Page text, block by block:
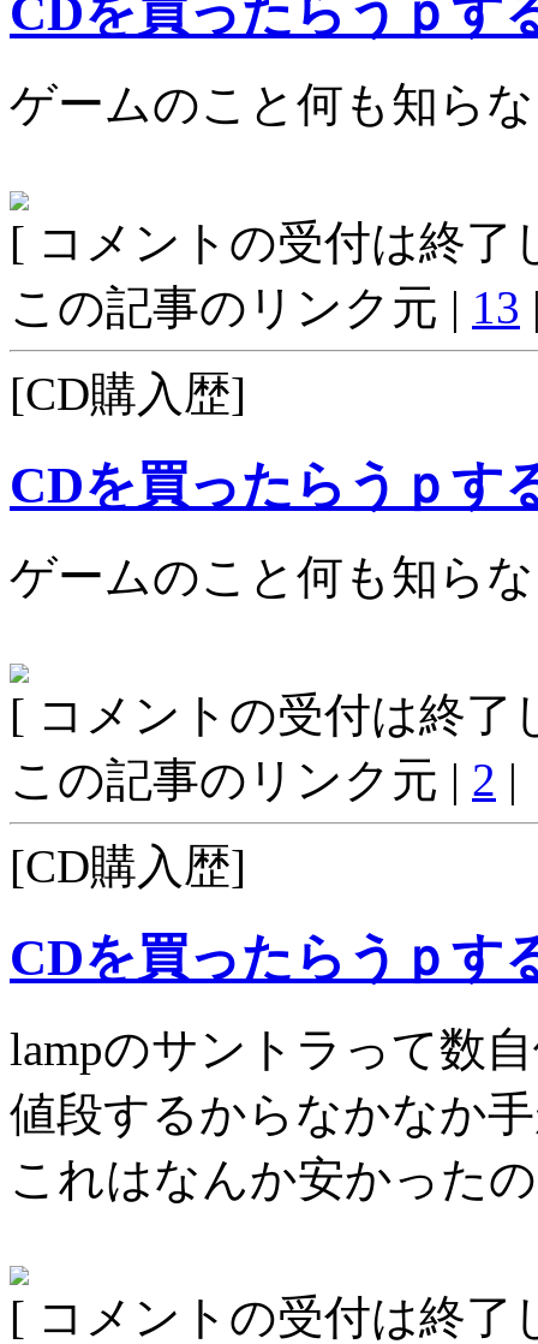
CDを買ったらうｐす
ゲームのこと何も知ら
[ コメントの受付は終了
この記事のリンク元 | 13
[CD購入歴]
CDを買ったらうｐす
ゲームのこと何も知ら
[ コメントの受付は終了
この記事のリンク元 | 2 |
[CD購入歴]
CDを買ったらうｐす
lampのサントラって数
値段するからなかなか
これはなんか安かった
[ コメントの受付は終了